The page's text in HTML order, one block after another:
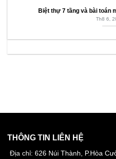
Biệt thự 7 tầng và bài toán
Th8 6,
THÔNG TIN LIÊN HỆ
Địa chỉ: 626 Núi Thành, P.Hòa